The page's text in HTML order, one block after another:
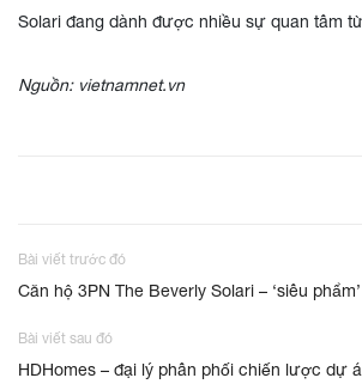
Solari đang dành được nhiều sự quan tâm
Nguồn: vietnamnet.vn
Bài viết trước đó
Căn hộ 3PN The Beverly Solari – ‘siêu
Bài viết sau đó
HDHomes – đại lý phân phối chiến lược dự